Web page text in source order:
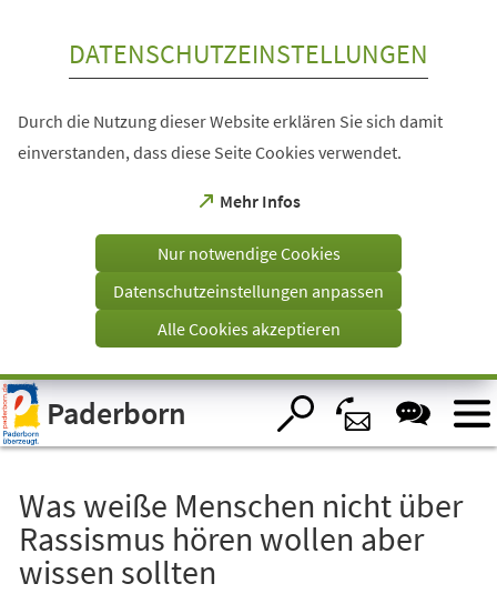
Visuelle
Assistenzsoftware
öffnen.
DATENSCHUTZEINSTELLUNGEN
Durch die Nutzung dieser Website erklären Sie sich damit
einverstanden, dass diese Seite Cookies verwendet.
Mehr Infos
(Öffnet
einem
Tab)
Nur notwendige Cookies
Datenschutzeinstellungen anpassen
Alle Cookies akzeptieren
Paderborn
Was weiße Menschen nicht über
Rassismus hören wollen aber
wissen sollten